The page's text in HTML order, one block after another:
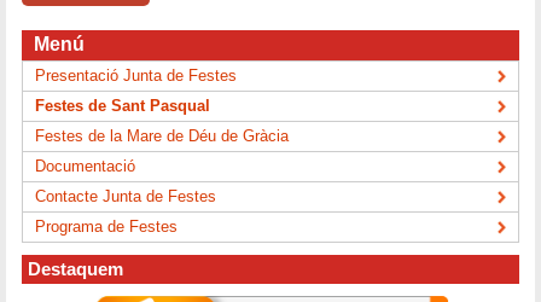
Menú
Presentació Junta de Festes
Festes de Sant Pasqual
Festes de la Mare de Déu de Gràcia
Documentació
Contacte Junta de Festes
Programa de Festes
Destaquem